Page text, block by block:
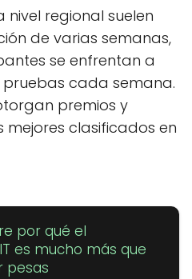
nivel regional suelen
de varias semanas,
se enfrentan a
pruebas cada semana.
premios y
mejores clasificados en
por qué el
es mucho más que
pesas